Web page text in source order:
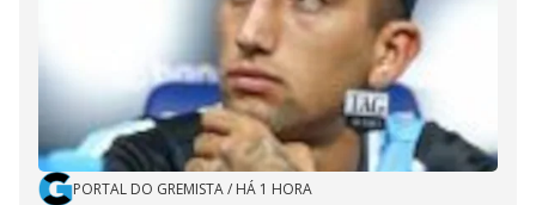
PORTAL DO GREMISTA/ HÁ 1 HORA